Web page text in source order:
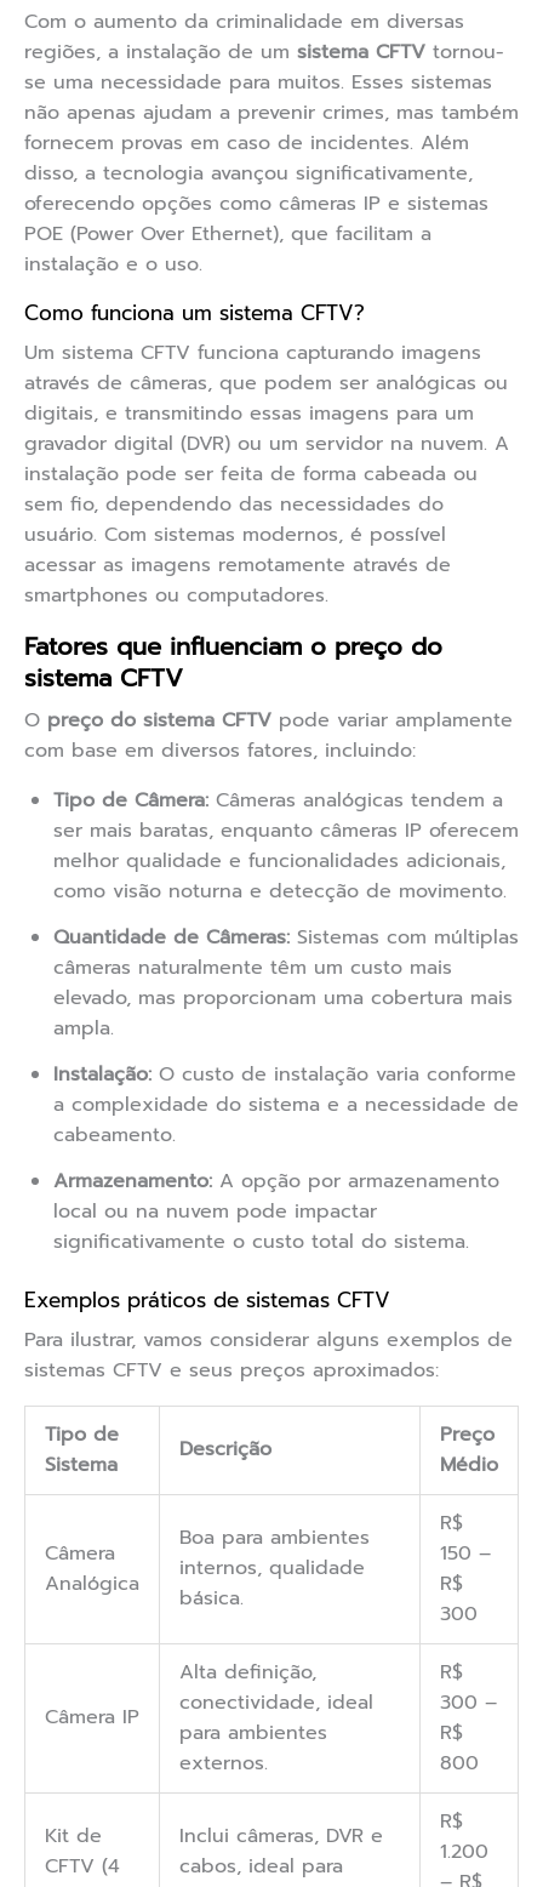
Com o aumento da criminalidade em diversas
regiões, a instalação de um sistema CFTV tornou-
se uma necessidade para muitos. Esses sistemas
não apenas ajudam a prevenir crimes, mas também
fornecem provas em caso de incidentes. Além
disso, a tecnologia avançou significativamente,
oferecendo opções como câmeras IP e sistemas
POE (Power Over Ethernet), que facilitam a
instalação e o uso.
Como funciona um sistema CFTV?
Um sistema CFTV funciona capturando imagens
através de câmeras, que podem ser analógicas ou
digitais, e transmitindo essas imagens para um
gravador digital (DVR) ou um servidor na nuvem. A
instalação pode ser feita de forma cabeada ou
sem fio, dependendo das necessidades do
usuário. Com sistemas modernos, é possível
acessar as imagens remotamente através de
smartphones ou computadores.
Fatores que influenciam o preço do
sistema CFTV
O preço do sistema CFTV pode variar amplamente
com base em diversos fatores, incluindo:
Tipo de Câmera: Câmeras analógicas tendem a
ser mais baratas, enquanto câmeras IP oferecem
melhor qualidade e funcionalidades adicionais,
como visão noturna e detecção de movimento.
Quantidade de Câmeras: Sistemas com múltiplas
câmeras naturalmente têm um custo mais
elevado, mas proporcionam uma cobertura mais
ampla.
Instalação: O custo de instalação varia conforme
a complexidade do sistema e a necessidade de
cabeamento.
Armazenamento: A opção por armazenamento
local ou na nuvem pode impactar
significativamente o custo total do sistema.
Exemplos práticos de sistemas CFTV
Para ilustrar, vamos considerar alguns exemplos de
sistemas CFTV e seus preços aproximados:
Tipo de
Sistema
Descrição
Preço
Médio
Câmera
Analógica
Boa para ambientes
internos, qualidade
básica.
R$
150 –
R$
300
Câmera IP
Alta definição,
conectividade, ideal
para ambientes
externos.
R$
300 –
R$
800
Kit de
CFTV (4
Inclui câmeras, DVR e
cabos, ideal para
R$
1.200